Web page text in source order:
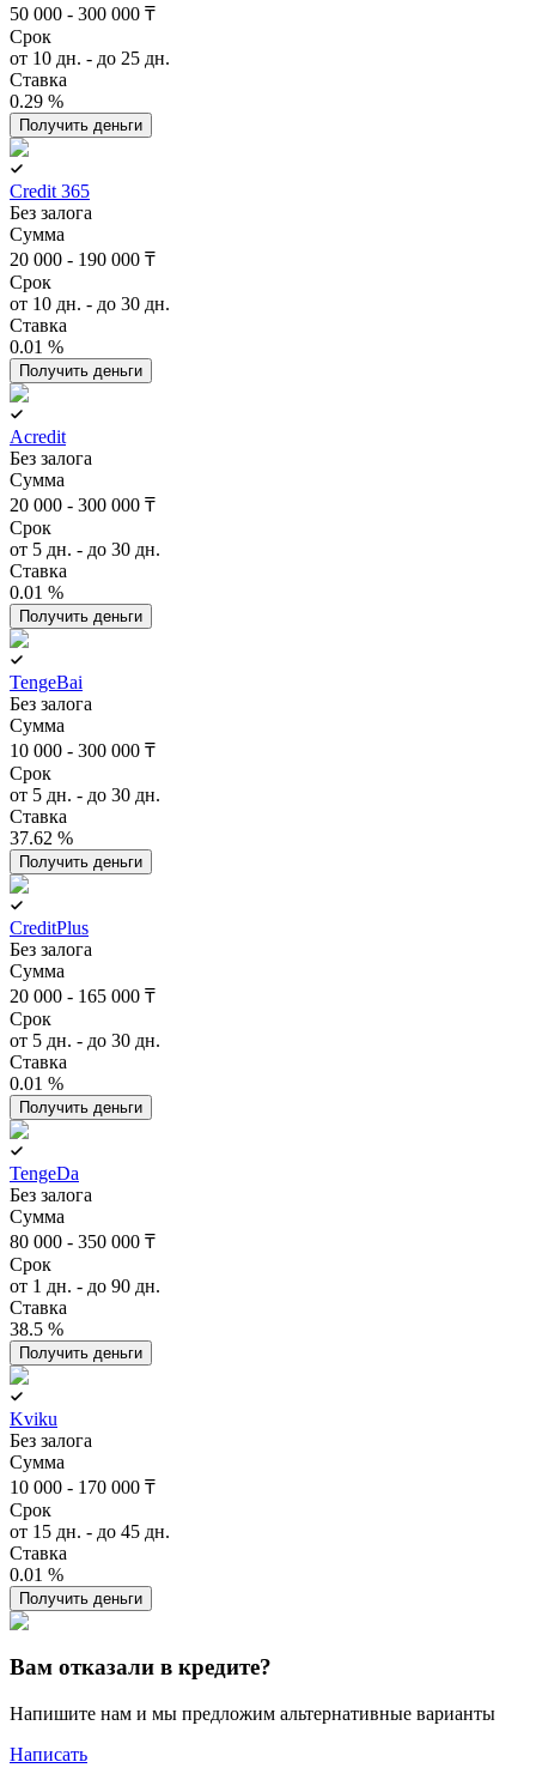
50 000 - 300 000 ₸
Срок
от 10 дн. - до 25 дн.
Ставка
0.29 %
Получить деньги
Credit 365
Без залога
Сумма
20 000 - 190 000 ₸
Срок
от 10 дн. - до 30 дн.
Ставка
0.01 %
Получить деньги
Acredit
Без залога
Сумма
20 000 - 300 000 ₸
Срок
от 5 дн. - до 30 дн.
Ставка
0.01 %
Получить деньги
TengeBai
Без залога
Сумма
10 000 - 300 000 ₸
Срок
от 5 дн. - до 30 дн.
Ставка
37.62 %
Получить деньги
CreditPlus
Без залога
Сумма
20 000 - 165 000 ₸
Срок
от 5 дн. - до 30 дн.
Ставка
0.01 %
Получить деньги
TengeDa
Без залога
Сумма
80 000 - 350 000 ₸
Срок
от 1 дн. - до 90 дн.
Ставка
38.5 %
Получить деньги
Kviku
Без залога
Сумма
10 000 - 170 000 ₸
Срок
от 15 дн. - до 45 дн.
Ставка
0.01 %
Получить деньги
Вам отказали в кредите?
Напишите нам и мы предложим альтернативные варианты
Написать